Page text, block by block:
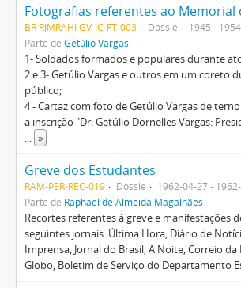
BR RJMRAHI GV-IC-FT-003 Dossiê
1945 - 1954
Parte de Getúlio Vargas
1- Soldados formados e populares durante
2 e 3- Getúlio Vargas e outros em um coreto
público;
4 - Cartaz com foto de Getúlio Vargas de
a inscrição "Dr. Getúlio Dornelles Vargas:
... »
Greve dos Estudantes
RAM-PER-REC-019 Dossiê
1962-04-27 -
Parte de Raphael de Almeida Magalhães
Recortes referentes à greve e manifestações
seguintes jornais: Última Hora, Diário de
Imprensa, Jornal do Brasil, A Noite, Correio da
Globo, Boletim de Serviço do Departamento